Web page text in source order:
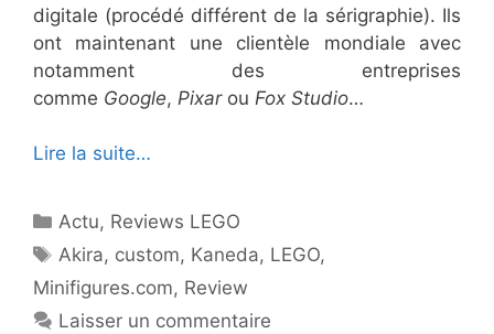
digitale (procédé différent de la sérigraphie). Ils
ont maintenant une clientèle mondiale avec
notamment des entreprises
comme Google, Pixarou Fox Studio…
Lire la suite…
Catégories
Actu, Reviews LEGO
Étiquettes
Akira, custom, Kaneda, LEGO,
Minifigures.com, Review
Laisser un commentaire